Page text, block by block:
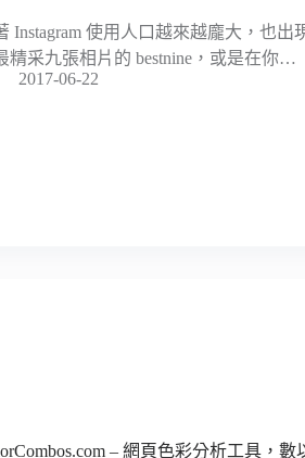
Instagram 使用人口越來越龐大，也
精采九張相片的 bestnine，或是在你…
2017-06-22
– 網頁色彩分析工具，數